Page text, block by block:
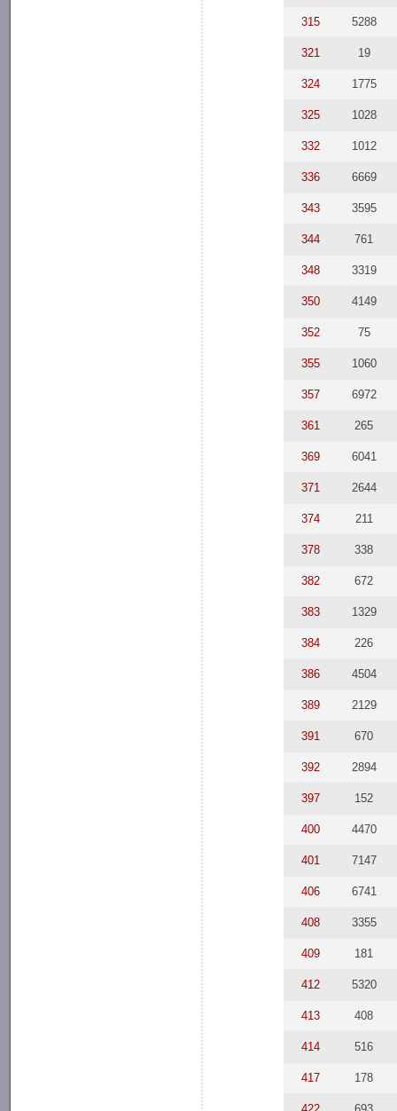
315 5288
321 19
324 1775
325 1028
332 1012
336 6669
343 3595
344 761
348 3319
350 4149
352 75
355 1060
357 6972
361 265
369 6041
371 2644
374 211
378 338
382 672
383 1329
384 226
386 4504
389 2129
391 670
392 2894
397 152
400 4470
401 7147
406 6741
408 3355
409 181
412 5320
413 408
414 516
417 178